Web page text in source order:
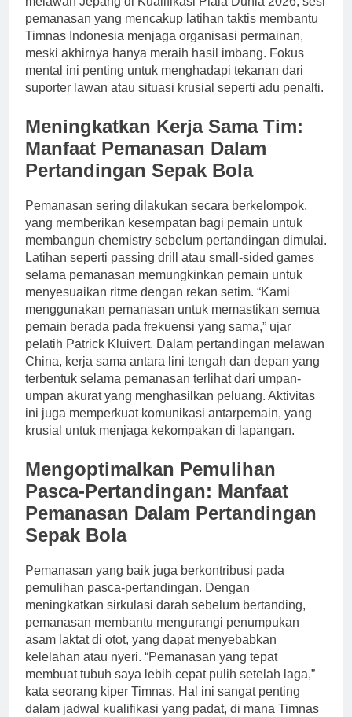
pemanasan yang mencakup latihan taktis membantu
Timnas Indonesia menjaga organisasi permainan,
meski akhirnya hanya meraih hasil imbang. Fokus
mental ini penting untuk menghadapi tekanan dari
suporter lawan atau situasi krusial seperti adu penalti.
Meningkatkan Kerja Sama Tim:
Manfaat Pemanasan Dalam
Pertandingan Sepak Bola
Pemanasan sering dilakukan secara berkelompok,
yang memberikan kesempatan bagi pemain untuk
membangun chemistry sebelum pertandingan dimulai.
Latihan seperti passing drill atau small-sided games
selama pemanasan memungkinkan pemain untuk
menyesuaikan ritme dengan rekan setim. “Kami
menggunakan pemanasan untuk memastikan semua
pemain berada pada frekuensi yang sama,” ujar
pelatih Patrick Kluivert. Dalam pertandingan melawan
China, kerja sama antara lini tengah dan depan yang
terbentuk selama pemanasan terlihat dari umpan-
umpan akurat yang menghasilkan peluang. Aktivitas
ini juga memperkuat komunikasi antarpemain, yang
krusial untuk menjaga kekompakan di lapangan.
Mengoptimalkan Pemulihan
Pasca-Pertandingan: Manfaat
Pemanasan Dalam Pertandingan
Sepak Bola
Pemanasan yang baik juga berkontribusi pada
pemulihan pasca-pertandingan. Dengan
meningkatkan sirkulasi darah sebelum bertanding,
pemanasan membantu mengurangi penumpukan
asam laktat di otot, yang dapat menyebabkan
kelelahan atau nyeri. “Pemanasan yang tepat
membuat tubuh saya lebih cepat pulih setelah laga,”
kata seorang kiper Timnas. Hal ini sangat penting
dalam jadwal kualifikasi yang padat, di mana Timnas